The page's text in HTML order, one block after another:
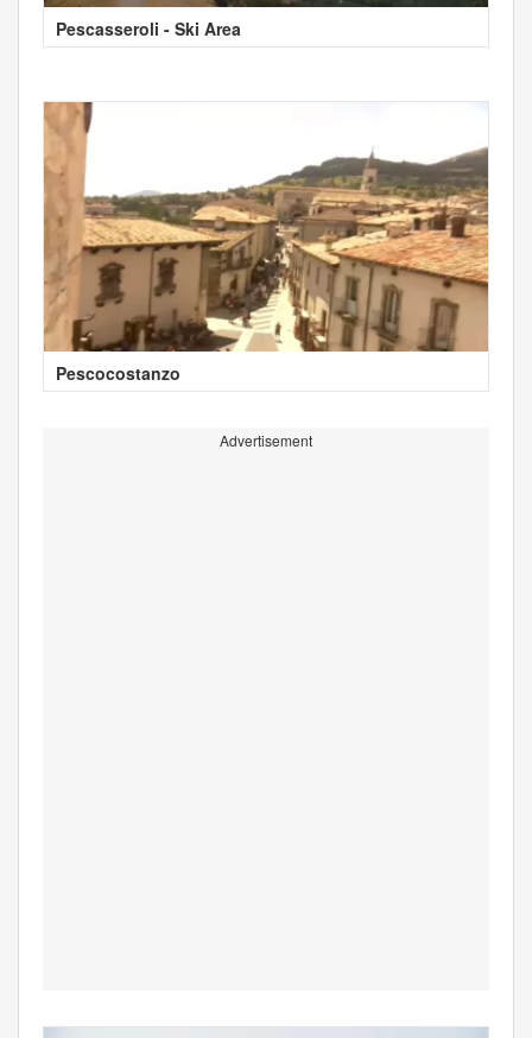
Pescasseroli - Ski Area
Pescocostanzo
Advertisement